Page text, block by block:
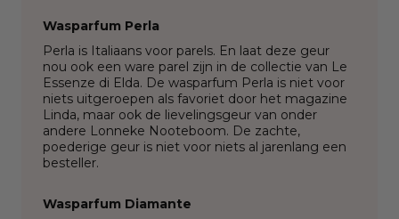
Wasparfum Perla
Perla is Italiaans voor parels. En laat deze geur
nou ook een ware parel zijn in de collectie van Le
Essenze di Elda. De wasparfum Perla is niet voor
niets uitgeroepen als favoriet door het magazine
Linda, maar ook de lievelingsgeur van onder
andere Lonneke Nooteboom. De zachte,
poederige geur is niet voor niets al jarenlang een
besteller.
Wasparfum Diamante